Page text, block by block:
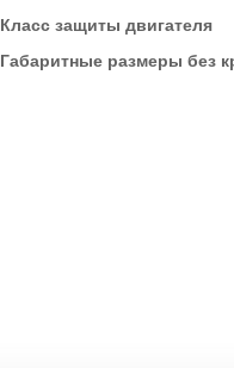
Класс защиты двигателя
Габаритные размеры без